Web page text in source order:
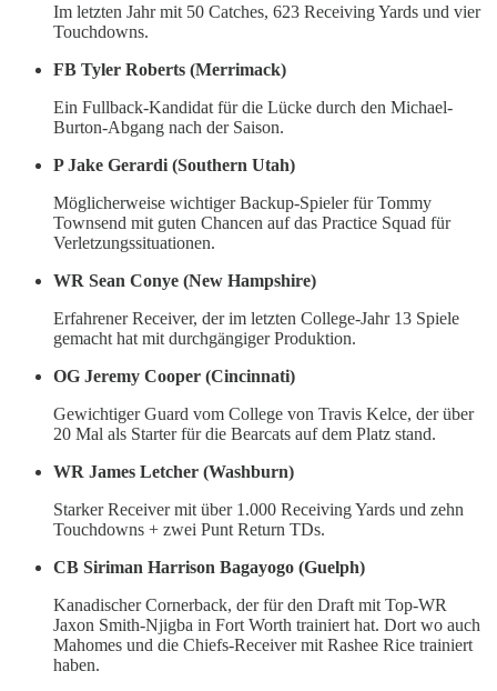
Im letzten Jahr mit 50 Catches, 623 Receiving Yards und vier
Touchdowns.
FB Tyler Roberts (Merrimack)
Ein Fullback-Kandidat für die Lücke durch den Michael-
Burton-Abgang nach der Saison.
P Jake Gerardi (Southern Utah)
Möglicherweise wichtiger Backup-Spieler für Tommy
Townsend mit guten Chancen auf das Practice Squad für
Verletzungssituationen.
WR Sean Conye (New Hampshire)
Erfahrener Receiver, der im letzten College-Jahr 13 Spiele
gemacht hat mit durchgängiger Produktion.
OG Jeremy Cooper (Cincinnati)
Gewichtiger Guard vom College von Travis Kelce, der über
20 Mal als Starter für die Bearcats auf dem Platz stand.
WR James Letcher (Washburn)
Starker Receiver mit über 1.000 Receiving Yards und zehn
Touchdowns + zwei Punt Return TDs.
CB Siriman Harrison Bagayogo (Guelph)
Kanadischer Cornerback, der für den Draft mit Top-WR
Jaxon Smith-Njigba in Fort Worth trainiert hat. Dort wo auch
Mahomes und die Chiefs-Receiver mit Rashee Rice trainiert
haben.